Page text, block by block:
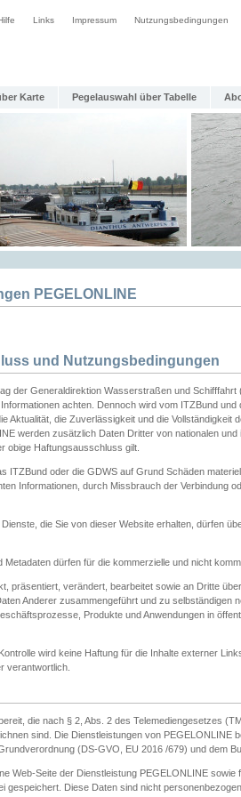
Links Impressum Nutzungsbedingungen
Karte Pegelauswahl über Tabelle
PEGELONLINE
und Nutzungsbedingungen
der Generaldirektion Wasserstraßen und Schifffahrt
achten. Dennoch wird vom ITZBund
Aktualität, die Zuverlässigkeit und die Vollständigkeit
werden zusätzlich Daten Dritter von nationalen
obige Haftungsausschluss gilt.
ITZBund oder die GDWS auf Grund Schäden
Informationen, durch Missbrauch der Verbindung
die Sie von dieser Website erhalten, dürfen
Metadaten dürfen für die kommerzielle und nicht
präsentiert, verändert, bearbeitet sowie an Dritte
Anderer zusammengeführt und zu selbständigen
Produkte und Anwendungen in
wird keine Haftung für die Inhalte externer
verantwortlich.
die nach § 2, Abs. 2 des Telemediengesetzes
sind. Die Dienstleistungen von PEGELONLINE
(DS-GVO, EU 2016 /679) und dem
Web-Seite der Dienstleistung PEGELONLINE
gespeichert. Diese Daten sind nicht